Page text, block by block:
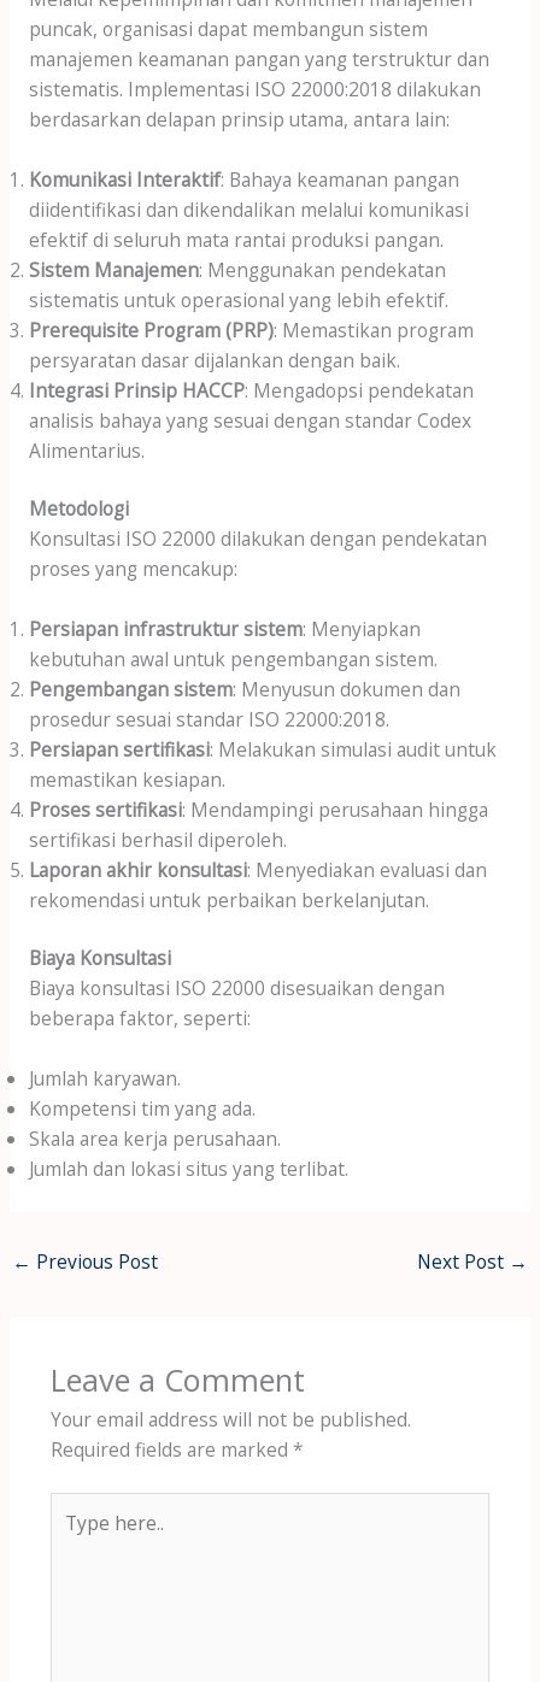
puncak, organisasi dapat membangun sistem
manajemen keamanan pangan yang terstruktur dan
sistematis. Implementasi ISO 22000:2018 dilakukan
berdasarkan delapan prinsip utama, antara lain:
Komunikasi Interaktif: Bahaya keamanan pangan
diidentifikasi dan dikendalikan melalui komunikasi
efektif di seluruh mata rantai produksi pangan.
Sistem Manajemen: Menggunakan pendekatan
sistematis untuk operasional yang lebih efektif.
Prerequisite Program (PRP): Memastikan program
persyaratan dasar dijalankan dengan baik.
Integrasi Prinsip HACCP: Mengadopsi pendekatan
analisis bahaya yang sesuai dengan standar Codex
Alimentarius.
Metodologi
Konsultasi ISO 22000 dilakukan dengan pendekatan
proses yang mencakup:
Persiapan infrastruktur sistem: Menyiapkan
kebutuhan awal untuk pengembangan sistem.
Pengembangan sistem: Menyusun dokumen dan
prosedur sesuai standar ISO 22000:2018.
Persiapan sertifikasi: Melakukan simulasi audit untuk
memastikan kesiapan.
Proses sertifikasi: Mendampingi perusahaan hingga
sertifikasi berhasil diperoleh.
Laporan akhir konsultasi: Menyediakan evaluasi dan
rekomendasi untuk perbaikan berkelanjutan.
Biaya Konsultasi
Biaya konsultasi ISO 22000 disesuaikan dengan
beberapa faktor, seperti:
Jumlah karyawan.
Kompetensi tim yang ada.
Skala area kerja perusahaan.
Jumlah dan lokasi situs yang terlibat.
← Previous Post Next Post →
Leave a Comment
Your email address will not be published.
Required fields are marked *
here..